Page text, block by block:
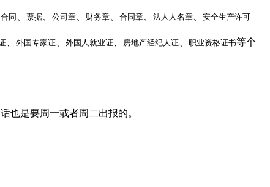
合同 票据 公司章 财务章 合同章 法人人名章
安全生产许可
外国专家证 外国人就业证 房地产经纪人证 职业资格证书等个
也是要周一或者周二出报的。